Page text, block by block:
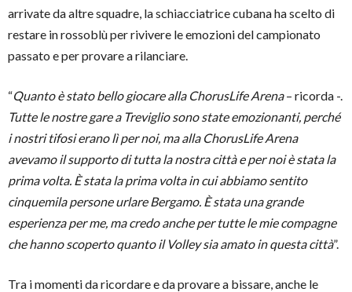
arrivate da altre squadre, la schiacciatrice cubana ha scelto di
restare in rossoblù per rivivere le emozioni del campionato
passato e per provare a rilanciare.
“Quanto è stato bello giocare alla ChorusLife Arena– ricorda -.
Tutte le nostre gare a Treviglio sono state emozionanti, perché
i nostri tifosi erano lì per noi, ma alla ChorusLife Arena
avevamo il supporto di tutta la nostra città e per noi è stata la
prima volta. È stata la prima volta in cui abbiamo sentito
cinquemila persone urlare Bergamo. È stata una grande
esperienza per me, ma credo anche per tutte le mie compagne
che hanno scoperto quanto il Volley sia amato in questa città”.
Tra i momenti da ricordare e da provare a bissare, anche le